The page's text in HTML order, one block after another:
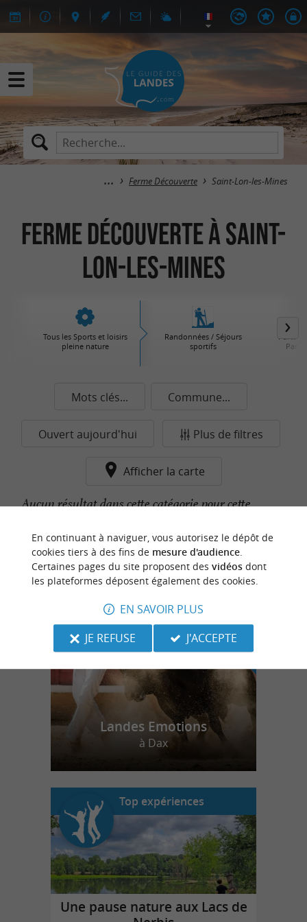
Ferme Découverte Saint-Lon-les-Mines
Ferme Découverte à Saint-
Lon-les-Mines
Tous les Sports et loisirs
pleine nature
Randonnées / Séjours
sportifs
Parcs
Mots clés... Commune...
Ouvert aujourd'hui Plus de filtres
Afficher la carte
Aucun résultat dans cette catégorie pour cette
n
o
t
r
e
c
o
u
p
d
e
c
o
e
u
r
Landes Emotions
à Dax
Top expériences
Une pause nature aux Lacs de
En continuant à naviguer, vous autorisez le dépôt de
cookies tiers à des fins de mesure d'audience.
Certaines pages du site proposent des vidéosdont
les plateformes déposent également des cookies.
EN SAVOIR PLUS
JE REFUSE
J'ACCEPTE